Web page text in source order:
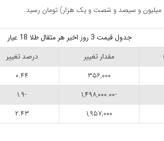
جدول قیمت 3 روز اخیر هر مثقال طلا 18 عیار
مقدار تغییر درصد تغییر
۳۵۶,۰۰۰ ۰.۴۴
-۱,۴۹۸,۰۰۰.۰۰ -۱.۹
۱,۹۵۷,۰۰۰ ۲.۴۳